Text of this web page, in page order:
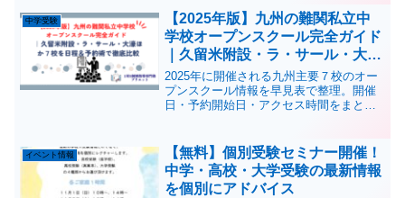
な戦略をプロ講師が丁寧にレクチャーし
ます。
中学受験
【2025年版】九州の難関私立中
学校オープンスクール完全ガイド
｜久留米附設・ラ・サール・大濠
ほか７校を日程＆予約術で徹底比
較
2025年に開催される九州主要７校のオー
プンスクール情報を早見表で整理。開催
日・予約開始日・アクセス時間をまと
法、合同説明会の活用術まで紹介しま
す。初めての中学受験でも失敗しない準
備と学習ロードマップをチェック！
イベント情報
【無料】個別受験セミナー開催！
中学・高校・大学受験の最新情報
を個別にアドバイス